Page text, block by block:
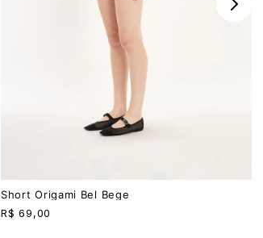
Short Origami Bel Bege
R$ 69,00